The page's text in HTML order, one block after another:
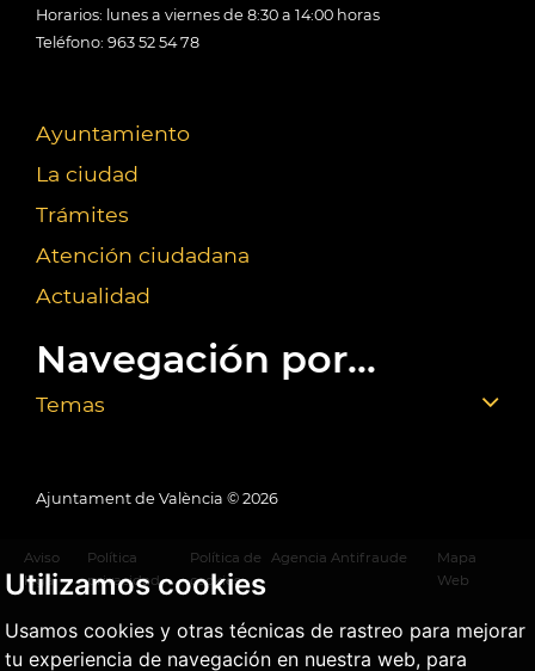
Utilizamos cookies
Usamos cookies y otras técnicas de rastreo para mejorar
tu experiencia de navegación en nuestra web, para
Horarios: lunes a viernes de 8:30 a 14:00 horas
Teléfono: 963 52 54 78
Ayuntamiento
La ciudad
Trámites
Atención ciudadana
Actualidad
Navegación por...
Temas
Ajuntament de València © 2026
Aviso
legal
Política
privacidad
Política de
cookies
Agencia Antifraude
Mapa
Web